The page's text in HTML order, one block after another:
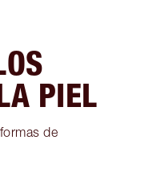
PIEL
de